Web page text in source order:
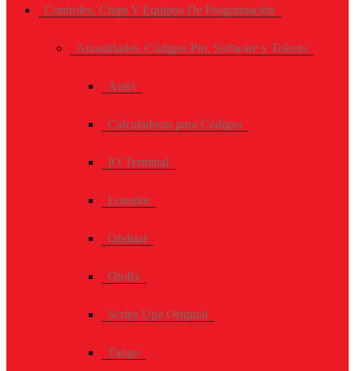
Controles, Chips Y Equipos De Programación
Anualidades, Códigos Pin, Software y Tokens
Autel
Calculadoras para Códigos
IO Terminal
Lonsdor
Obdstar
Otofix
Scrips Upa Original
Tango